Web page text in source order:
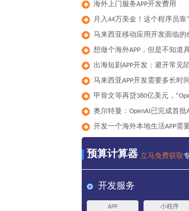
◆ ​海外上门服务APP开发费用
◆
◆ 马来西亚移动应用开发面临的
◆ 想做个海外APP，但是不知道
◆
◆ 马来西亚APP开发需要多长时
◆
◆ 奥尔特曼：OpenAI已完成首批
◆
预算计算器 立马免费获取
开发服务
APP 小程序